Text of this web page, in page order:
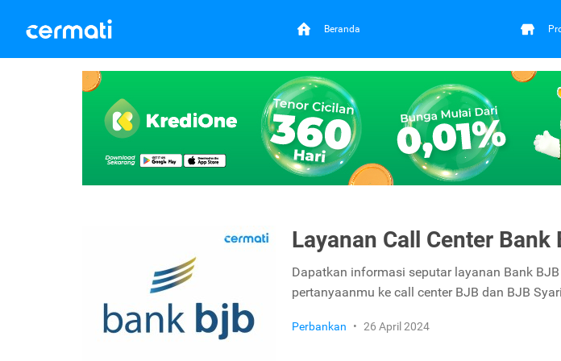
Beranda
Layanan Call Center Bank
Dapatkan informasi seputar layanan Bank
pertanyaanmu ke call center BJB dan BJB
Perbankan • 26 April 2024